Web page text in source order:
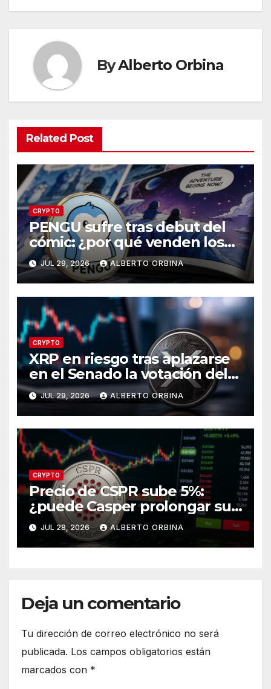
ByAlberto Orbina
Related Post
CRYPTO
PENGU sufre tras debut del
cómic: ¿por qué venden los
traders?
JUL 29, 2026 ALBERTO ORBINA
CRYPTO
XRP en riesgo tras aplazarse
en el Senado la votación del
CLARITY Act?
JUL 29, 2026 ALBERTO ORBINA
CRYPTO
Precio de CSPR sube 5%:
¿puede Casper prolongar su
recuperación?
JUL 28, 2026 ALBERTO ORBINA
Deja un comentario
Tu dirección de correo electrónico no será
publicada. Los campos obligatorios están
marcados con *